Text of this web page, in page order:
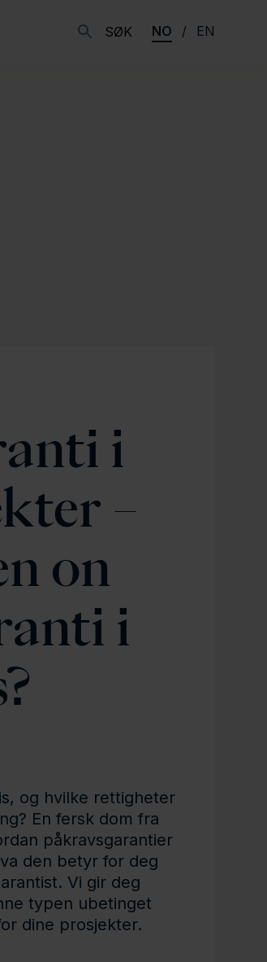
SØK NO EN
i
–
on
i
og hvilke rettigheter
En fersk dom fra
påkravsgarantier
den betyr for deg
Vi gir deg
typen ubetinget
dine prosjekter.